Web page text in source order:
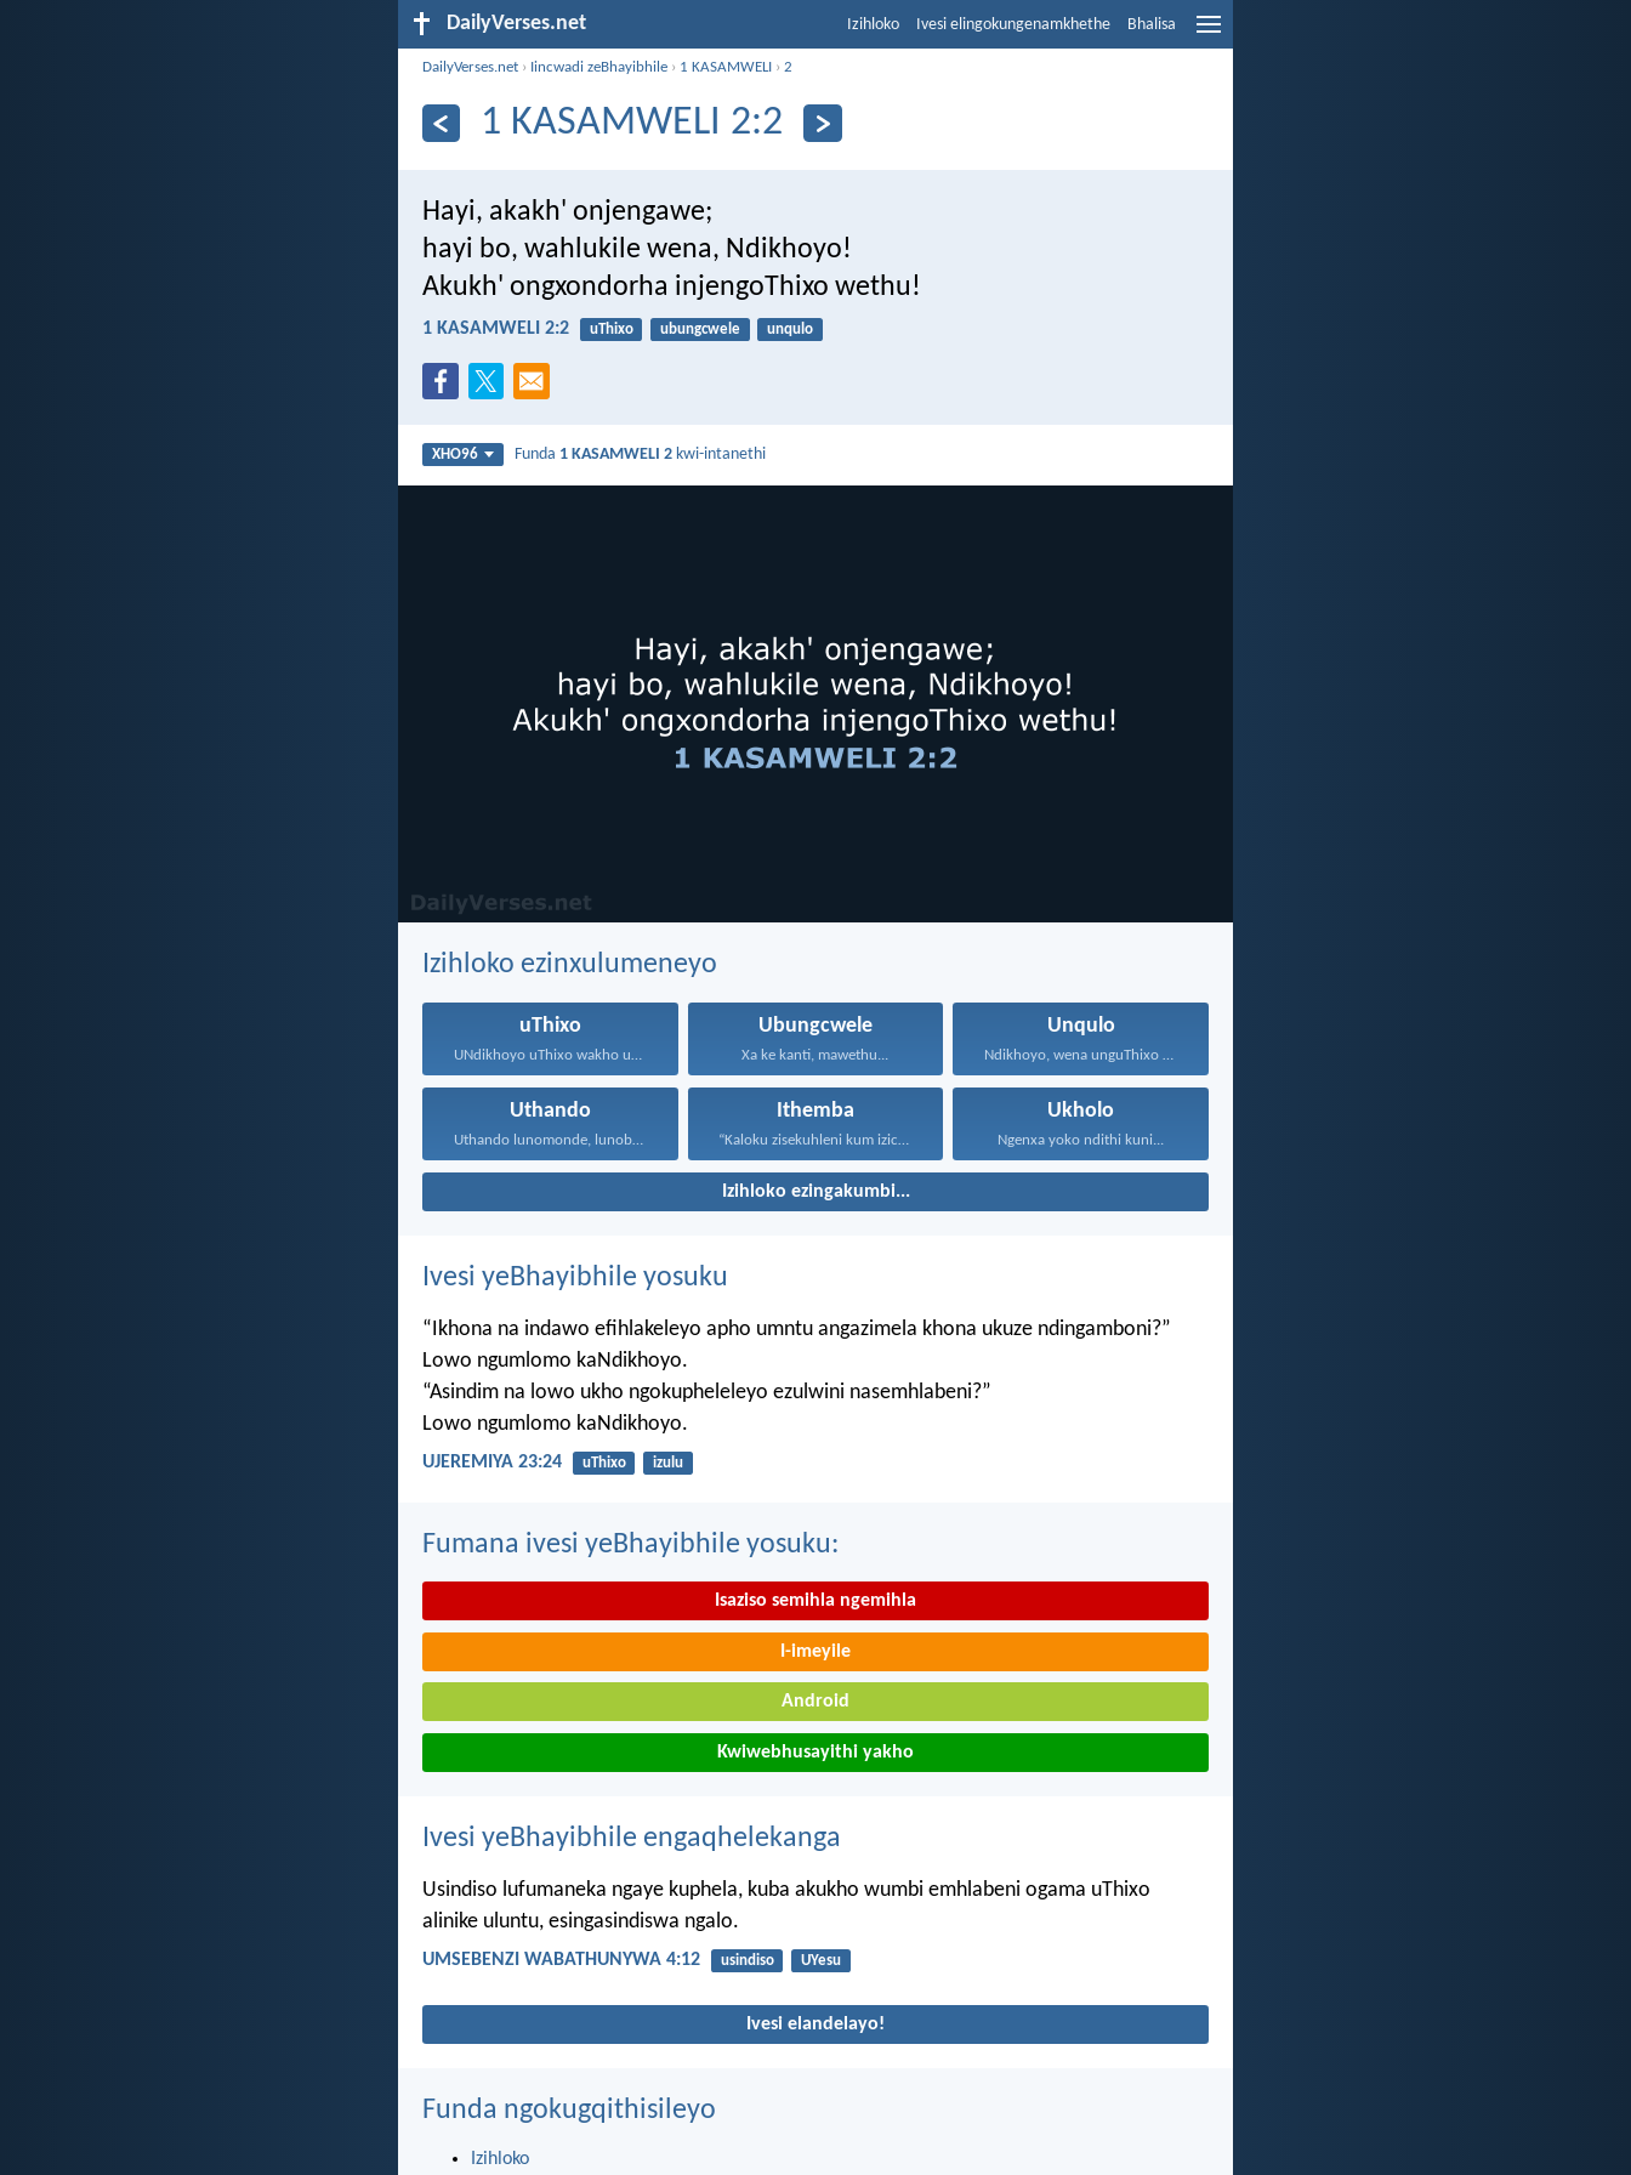
DailyVerses.net Izihloko Ivesi elingokungenamkhethe Bhalisa
DailyVerses.net › Iincwadi zeBhayibhile › 1 KASAMWELI ›2
1 KASAMWELI 2:2
Hayi, akakh' onjengawe;
hayi bo, wahlukile wena, Ndikhoyo!
Akukh' ongxondorha injengoThixo wethu!
1 KASAMWELI 2:2 uThixo ubungcwele unqulo
XHO96 Funda 1 KASAMWELI 2 kwi-intanethi
Izihloko ezinxulumeneyo
uThixo Ubungcwele
Xa ke kanti, mawethu...
Unqulo
Uthando
Uthando lunomonde, lunobubele. Uthando...
Ithemba Ukholo
Ngenxa yoko ndithi kuni...
Izihloko ezingakumbi...
Ivesi yeBhayibhile yosuku
“Ikhona na indawo efihlakeleyo apho umntu angazimela khona ukuze ndingamboni?”
Lowo ngumlomo kaNdikhoyo.
“Asindim na lowo ukho ngokupheleleyo ezulwini nasemhlabeni?”
Lowo ngumlomo kaNdikhoyo.
UJEREMIYA 23:24 uThixo izulu
Fumana ivesi yeBhayibhile yosuku:
Isaziso semihla ngemihla
I-imeyile
Android
Kwiwebhusayithi yakho
Ivesi yeBhayibhile engaqhelekanga
Usindiso lufumaneka ngaye kuphela, kuba akukho wumbi emhlabeni ogama uThixo
alinike uluntu, esingasindiswa ngalo.
UMSEBENZI WABATHUNYWA 4:12 usindiso UYesu
Ivesi elandelayo!
Funda ngokugqithisileyo
Izihloko